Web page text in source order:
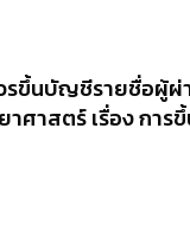
ขึ้นบัญชีรายชื่อผู้ผ่
าศาสตร์ เรื่อง กา